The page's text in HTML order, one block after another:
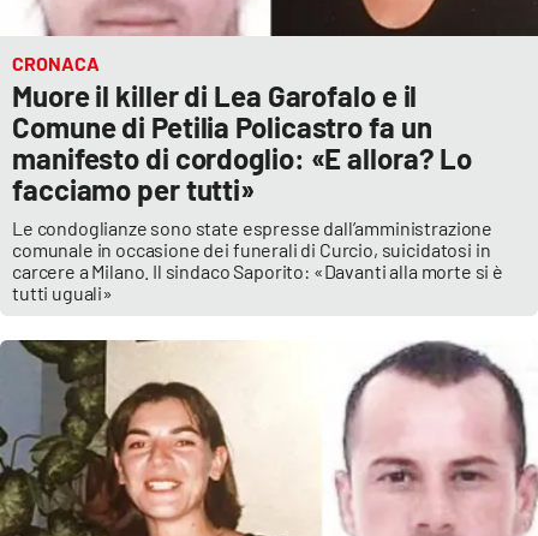
CRONACA
Muore il killer di Lea Garofalo e il
Comune di Petilia Policastro fa un
manifesto di cordoglio: «E allora? Lo
facciamo per tutti»
Le condoglianze sono state espresse dall’amministrazione
comunale in occasione dei funerali di Curcio, suicidatosi in
carcere a Milano. Il sindaco Saporito: «Davanti alla morte si è
tutti uguali»